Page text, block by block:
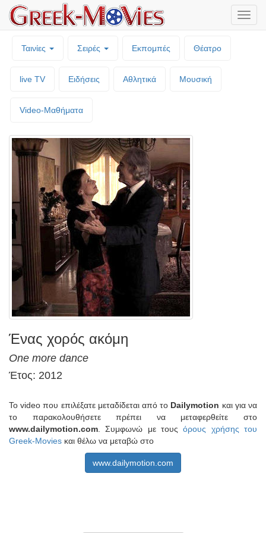
Ταινίες Σειρές Εκπομπές Θέατρο
live TV Ειδήσεις Αθλητικά Μουσική
Video-Mαθήματα
Ένας χορός ακόμη
One more dance
Έτος: 2012
Το video που επιλέξατε μεταδίδεται από το Dailymotion και για να
το παρακολουθήσετε πρέπει να μεταφερθείτε στο
www.dailymotion.com . Συμφωνώ με τουςόρους χρήσης του
Greek-Movies και θέλω να μεταβώ στο
www.dailymotion.com